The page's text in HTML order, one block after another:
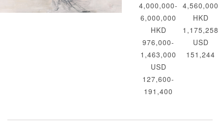
4,000,000-
6,000,000
HKD
976,000-
1,463,000
USD
127,600-
191,400
4,560,000
HKD
1,175,258
USD
151,244